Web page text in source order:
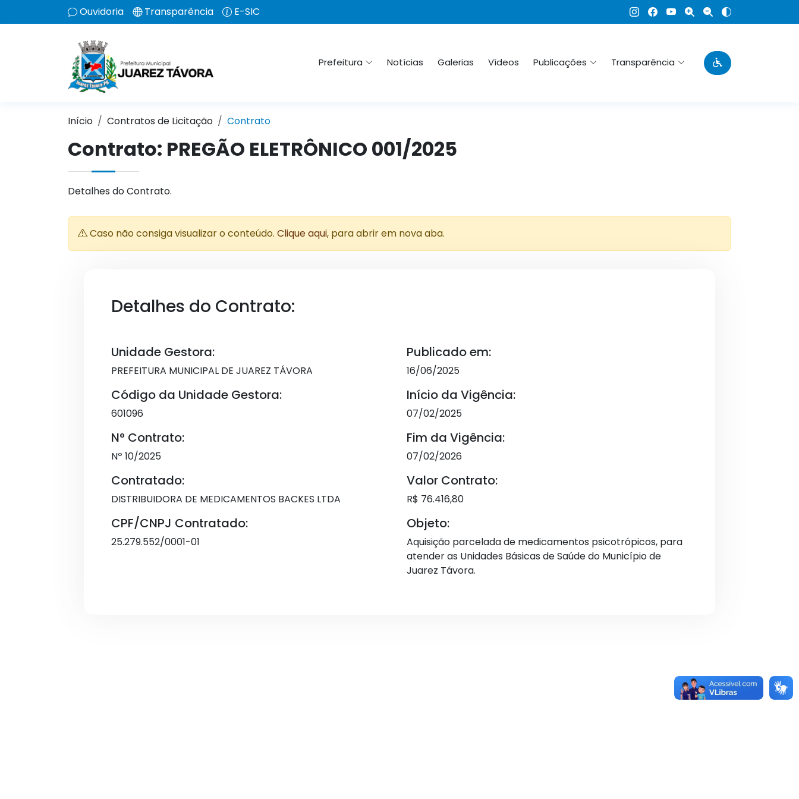
Ouvidoria Transparência E-SIC
Prefeitura Notícias Galerias Vídeos Publicações Transparência
Início Contratos de Licitação Contrato
Contrato: PREGÃO ELETRÔNICO 001/2025
Detalhes do Contrato.
Caso não consiga visualizar o conteúdo. Clique aqui, para abrir em nova aba.
Detalhes do Contrato:
Unidade Gestora:
PREFEITURA MUNICIPAL DE JUAREZ TÁVORA
Código da Unidade Gestora:
601096
N° Contrato:
Nº 10/2025
Contratado:
DISTRIBUIDORA DE MEDICAMENTOS BACKES LTDA
CPF/CNPJ Contratado:
25.279.552/0001-01
Publicado em:
16/06/2025
Início da Vigência:
07/02/2025
Fim da Vigência:
07/02/2026
Valor Contrato:
R$ 76.416,80
Objeto:
Aquisição parcelada de medicamentos psicotrópicos, para
atender as Unidades Básicas de Saúde do Município de
Juarez Távora.